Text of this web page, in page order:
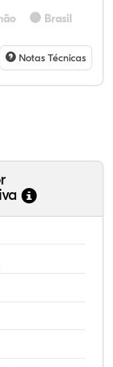
Brasil
Notas Técnicas